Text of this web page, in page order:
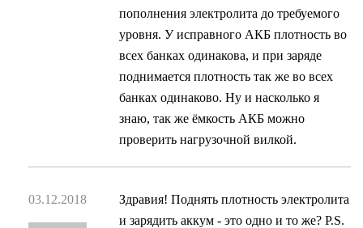
пополнения электролита до требуемого
уровня. У исправного АКБ плотность во
всех банках одинакова, и при заряде
поднимается плотность так же во всех
банках одинаково. Ну и насколько я
знаю, так же ёмкость АКБ можно
проверить нагрузочной вилкой.
03.12.2018
Здравия! Поднять плотность электролита
и зарядить аккум - это одно и то же? P.S.